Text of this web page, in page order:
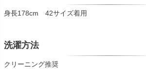
身長178cm 42サイズ着用
洗濯方法
クリーニング推奨